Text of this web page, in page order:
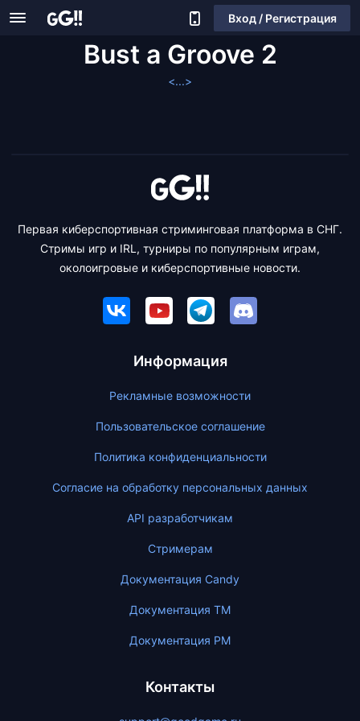
Вход / Регистрация
Bust a Groove 2
<...>
Первая киберспортивная стриминговая платформа в СНГ.
Стримы игр и IRL, турниры по популярным играм,
околоигровые и киберспортивные новости.
Информация
Рекламные возможности
Пользовательское соглашение
Политика конфиденциальности
Согласие на обработку персональных данных
API разработчикам
Стримерам
Документация Candy
Документация ТМ
Документация PM
Контакты